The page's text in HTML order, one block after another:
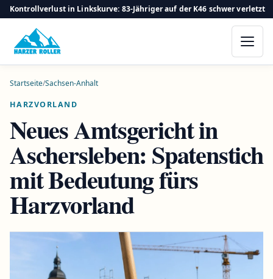
Kontrollverlust in Linkskurve: 83-Jähriger auf der K46 schwer verletzt
Startseite/Sachsen-Anhalt
HARZVORLAND
Neues Amtsgericht in
Aschersleben: Spatenstich
mit Bedeutung fürs
Harzvorland